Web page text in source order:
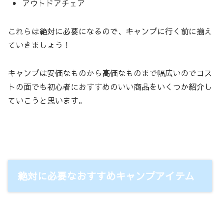
アウトドアチェア
これらは絶対に必要になるので、キャンプに行く前に揃え
ていきましょう！
キャンプは安価なものから高価なものまで幅広いのでコス
トの面でも初心者におすすめのいい商品をいくつか紹介し
ていこうと思います。
絶対に必要なおすすめキャンプアイテム